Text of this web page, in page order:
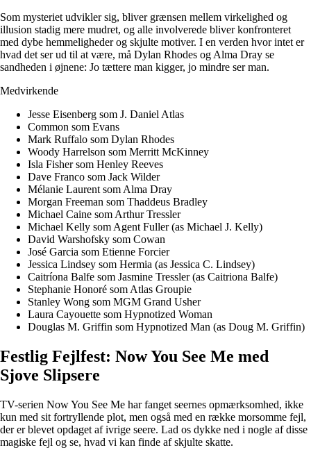
Som mysteriet udvikler sig, bliver grænsen mellem virkelighed og
illusion stadig mere mudret, og alle involverede bliver konfronteret
med dybe hemmeligheder og skjulte motiver. I en verden hvor intet er
hvad det ser ud til at være, må Dylan Rhodes og Alma Dray se
sandheden i øjnene: Jo tættere man kigger, jo mindre ser man.
Medvirkende
Jesse Eisenberg som J. Daniel Atlas
Common som Evans
Mark Ruffalo som Dylan Rhodes
Woody Harrelson som Merritt McKinney
Isla Fisher som Henley Reeves
Dave Franco som Jack Wilder
Mélanie Laurent som Alma Dray
Morgan Freeman som Thaddeus Bradley
Michael Caine som Arthur Tressler
Michael Kelly som Agent Fuller (as Michael J. Kelly)
David Warshofsky som Cowan
José Garcia som Etienne Forcier
Jessica Lindsey som Hermia (as Jessica C. Lindsey)
Caitríona Balfe som Jasmine Tressler (as Caitriona Balfe)
Stephanie Honoré som Atlas Groupie
Stanley Wong som MGM Grand Usher
Laura Cayouette som Hypnotized Woman
Douglas M. Griffin som Hypnotized Man (as Doug M. Griffin)
Festlig Fejlfest: Now You See Me med
Sjove Slipsere
TV-serien Now You See Me har fanget seernes opmærksomhed, ikke
kun med sit fortryllende plot, men også med en række morsomme fejl,
der er blevet opdaget af ivrige seere. Lad os dykke ned i nogle af disse
magiske fejl og se, hvad vi kan finde af skjulte skatte.